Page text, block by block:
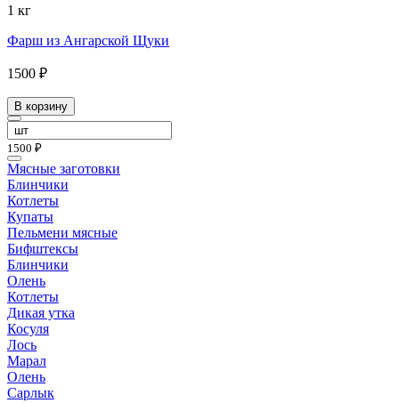
1 кг
Фарш из Ангарской Щуки
1500 ₽
В корзину
1500 ₽
Мясные заготовки
Блинчики
Котлеты
Купаты
Пельмени мясные
Бифштексы
Блинчики
Олень
Котлеты
Дикая утка
Косуля
Лось
Марал
Олень
Сарлык